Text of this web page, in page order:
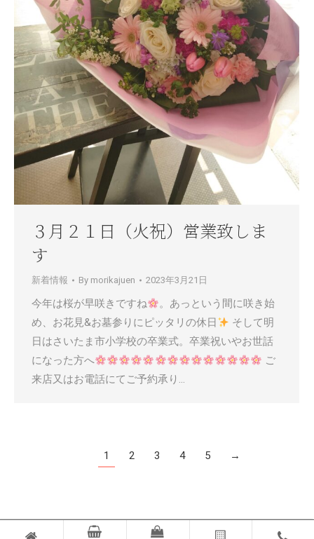
３月２１日（火祝）営業致しま
す
新着情報 By morikajuen 2023年3月21日
今年は桜が早咲きですね
。あっという間に咲き始
め、お花見&お墓参りにピッタリの休日
そして明
日はさいたま市小学校の卒業式。卒業祝いやお世話
になった方へ
ご
来店又はお電話にてご予約承り…
1 2 3 4 5 →